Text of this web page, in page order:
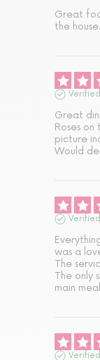
Great
the
Great
Roses
picture
Would
was a
The
The only
main